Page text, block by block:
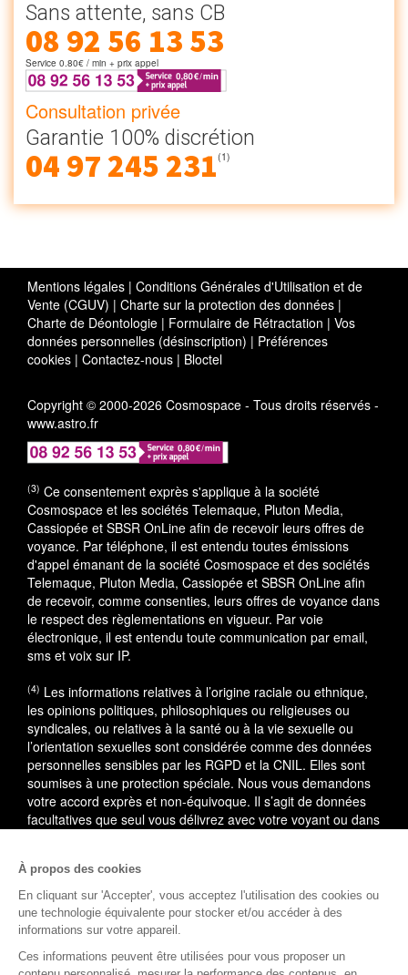
Sans attente, sans CB
08 92 56 13 53
Service 0.80€ / min + prix appel
Consultation privée
Garantie 100% discrétion
04 97 245 231(1)
Mentions légales | Conditions Générales d'Utilisation et de
Vente (CGUV) | Charte sur la protection des données |
Charte de Déontologie | Formulaire de Rétractation | Vos
données personnelles (désinscription) | Préférences
cookies | Contactez-nous | Bloctel
Copyright © 2000-2026 Cosmospace - Tous droits réservés -
www.astro.fr
(3) Ce consentement exprès s'applique à la société
Cosmospace et les sociétés Telemaque, Pluton Media,
Cassiopée et SBSR OnLine afin de recevoir leurs offres de
voyance. Par téléphone, il est entendu toutes émissions
d'appel émanant de la société Cosmospace et des sociétés
Telemaque, Pluton Media, Cassiopée et SBSR OnLine afin
de recevoir, comme consenties, leurs offres de voyance dans
le respect des règlementations en vigueur. Par voie
électronique, il est entendu toute communication par email,
sms et voix sur IP.
(4) Les informations relatives à l’origine raciale ou ethnique,
les opinions politiques, philosophiques ou religieuses ou
syndicales, ou relatives à la santé ou à la vie sexuelle ou
l’orientation sexuelles sont considérée comme des données
personnelles sensibles par les RGPD et la CNIL. Elles sont
soumises à une protection spéciale. Nous vous demandons
votre accord exprès et non-équivoque. Il s’agit de données
facultatives que seul vous délivrez avec votre voyant ou dans
En cas de litige, vous pouvez saisir le médiateur de la
consommation : AVENIR CONSO, 09 53 01 02 69. En savoir
plus
L'accès à cette offre commerciale est soumis aux
conditions suivantes : 10 minutes de voyance au tarif spécial
À propos des cookies
En cliquant sur 'Accepter', vous acceptez l'utilisation des cookies ou
une technologie équivalente pour stocker et/ou accéder à des
informations sur votre appareil.
Ces informations peuvent être utilisées pour vous proposer un